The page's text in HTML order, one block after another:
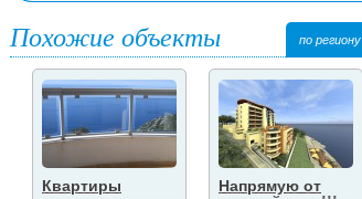
Похожие объекты по региону
Квартиры
Напрямую от